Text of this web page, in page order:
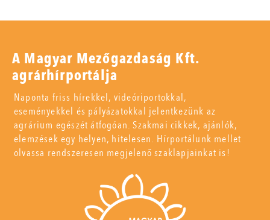
A Magyar Mezőgazdaság Kft.
agrárhírportálja
Naponta friss hírekkel, videóriportokkal,
eseményekkel és pályázatokkal jelentkezünk az
agrárium egészét átfogóan. Szakmai cikkek, ajánlók,
elemzések egy helyen, hitelesen. Hírportálunk mellet
olvassa rendszeresen megjelenő szaklapjainkat is!